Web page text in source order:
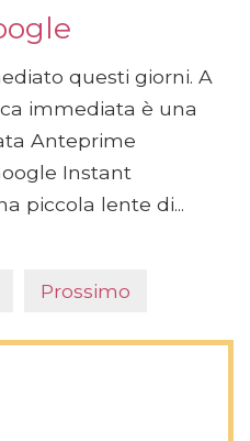
questi giorni. A
immediata è una
Anteprime
Instant
piccola lente di...
Prossimo